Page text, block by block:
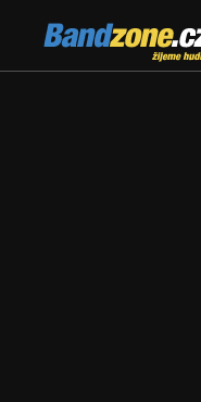
Bandzone.cz
žijeme hudbou